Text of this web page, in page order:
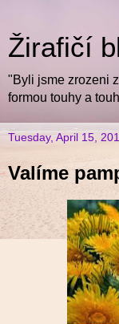
Žirafičí
"Byli jsme zrozeni
formou touhy a
Tuesday, April 15,
Valíme